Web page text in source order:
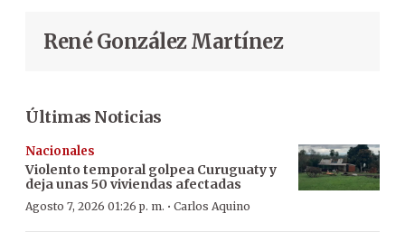
René González Martínez
Últimas Noticias
Nacionales
Violento temporal golpea Curuguaty y
deja unas 50 viviendas afectadas
Agosto 7, 2026 01:26 p. m. · Carlos Aquino